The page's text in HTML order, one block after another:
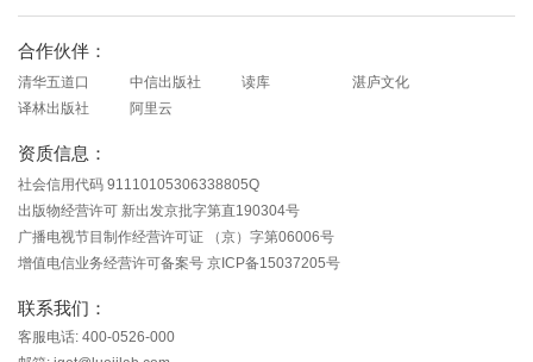
合作伙伴：
清华五道口 中信出版社 读库
湛庐文化
译林出版社
阿里云
资质信息：
社会信用代码 91110105306338805Q
出版物经营许可 新出发京批字第直190304号
广播电视节目制作经营许可证 （京）字第06006号
增值电信业务经营许可备案号 京ICP备15037205号
联系我们：
客服电话: 400-0526-000